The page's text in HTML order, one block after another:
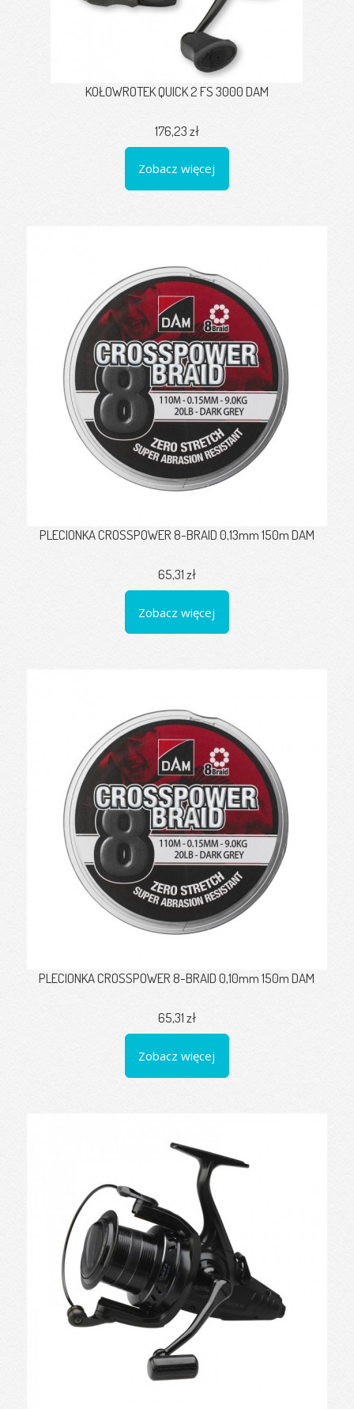
KOŁOWROTEK QUICK 2 FS 3000 DAM
176,23 zł
Zobacz więcej
PLECIONKA CROSSPOWER 8-BRAID 0,13mm 150m DAM
65,31 zł
Zobacz więcej
PLECIONKA CROSSPOWER 8-BRAID 0,10mm 150m DAM
65,31 zł
Zobacz więcej